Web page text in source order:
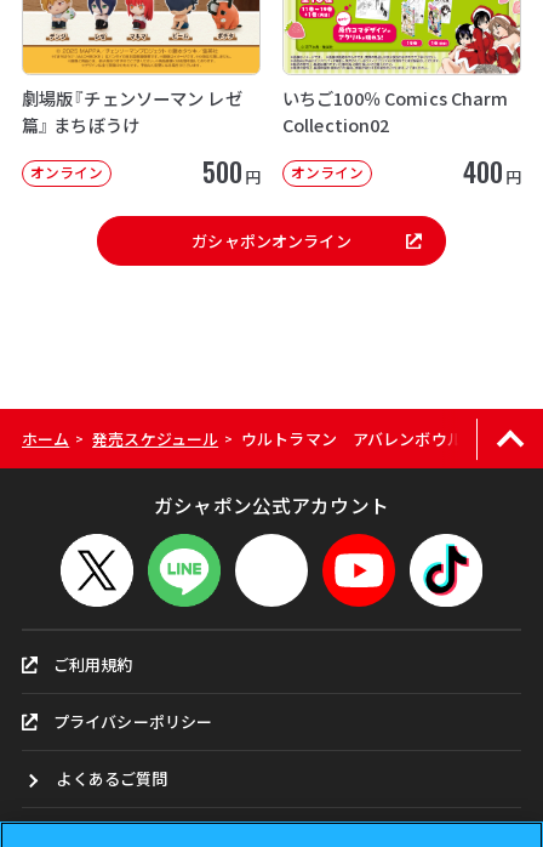
劇場版『チェンソーマン レゼ
篇』 まちぼうけ
オンライン 500 円
いちご100％ Comics Charm
Collection02
オンライン 400 円
ガシャポンオンライン
ホーム > 発売スケジュール > ウルトラマン アバレンボウル01
ガシャポン公式アカウント
ご利用規約
プライバシーポリシー
よくあるご質問